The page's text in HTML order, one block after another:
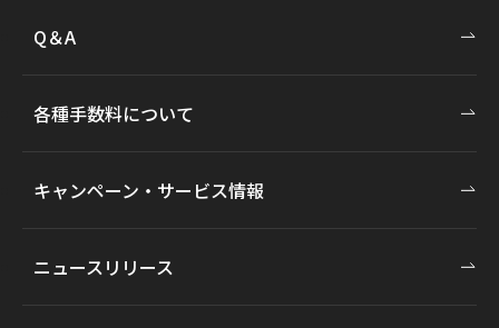
Q＆A
各種手数料について
キャンペーン・サービス情報
ニュースリリース